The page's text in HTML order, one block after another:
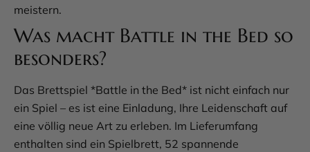
meistern.
Was macht Battle in the Bed so
besonders?
Das Brettspiel *Battle in the Bed* ist nicht einfach nur
ein Spiel – es ist eine Einladung, Ihre Leidenschaft auf
eine völlig neue Art zu erleben. Im Lieferumfang
enthalten sind ein Spielbrett, 52 spannende